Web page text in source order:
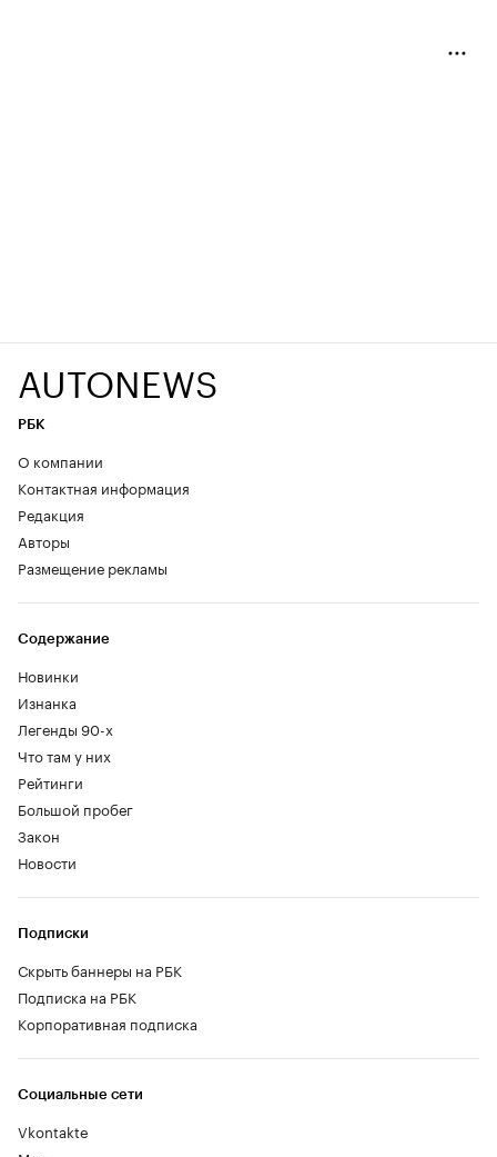
AUTONEWS
РБК
О компании
Контактная информация
Редакция
Авторы
Размещение рекламы
Содержание
Новинки
Изнанка
Легенды 90-х
Что там у них
Рейтинги
Большой пробег
Закон
Новости
Социальные сети
Vkontakte
Подписки
Скрыть баннеры на РБК
Подписка на РБК
Корпоративная подписка